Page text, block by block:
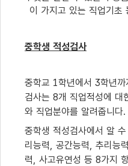
이 가지고 있는 직업기초
중학생 적성검사
중학교 1학년에서 3학년
검사는 8개 직업적성에 대
와 직업분야를 알려줍니다.
중학생 적성검사에서 알
리능력, 공간능력, 추리능력
력, 사고유연성 등 8가지